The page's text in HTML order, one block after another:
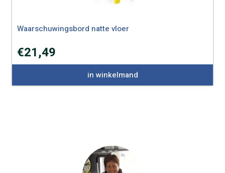
Waarschuwingsbord natte vloer
€21,49
in winkelmand